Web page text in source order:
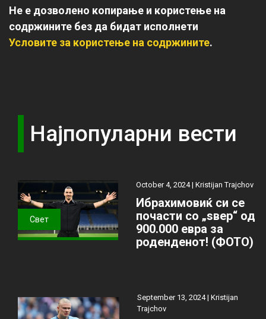
Не е дозволено копирање и користење на
содржините без да бидат исполнети
Условите за користење на содржините.
Најпопуларни вести
Свет
October 4, 2024 |Kristijan Trajchov
Ибрахимовиќ си се
почасти со „ѕвер“ од
900.000 евра за
роденденот! (ФОТО)
September 13, 2024 | Kristijan
Trajchov